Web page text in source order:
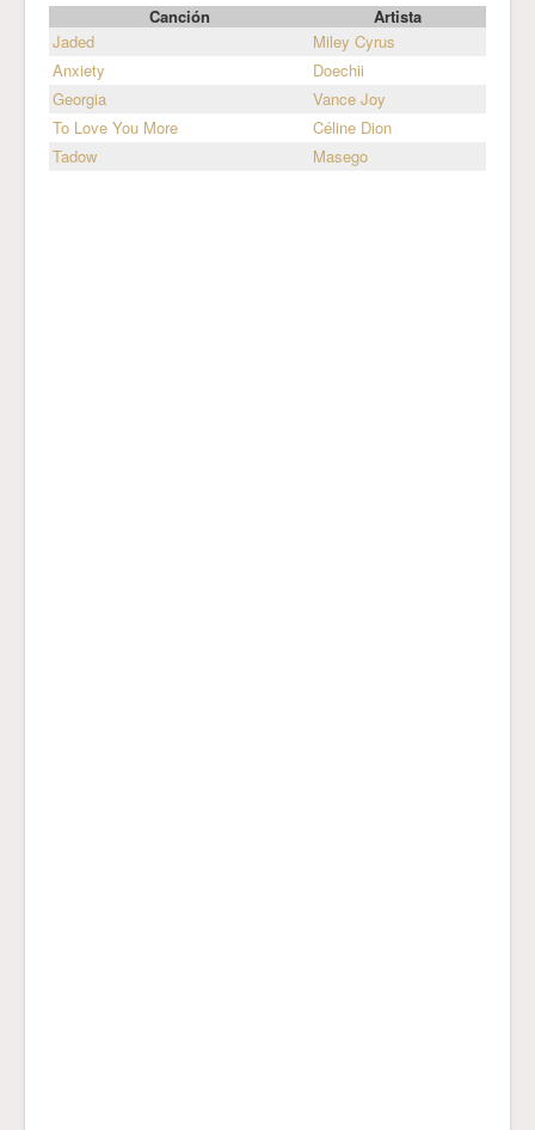
Canción
Artista
Jaded
Miley Cyrus
Anxiety
Doechii
Georgia
Vance Joy
To Love You More
Céline Dion
Tadow
Masego